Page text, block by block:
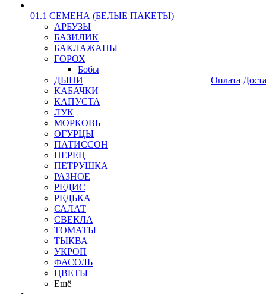
01.1 СЕМЕНА (БЕЛЫЕ ПАКЕТЫ)
АРБУЗЫ
БАЗИЛИК
БАКЛАЖАНЫ
ГОРОХ
Бобы
ДЫНИ
КАБАЧКИ
КАПУСТА
ЛУК
МОРКОВЬ
ОГУРЦЫ
ПАТИССОН
ПЕРЕЦ
ПЕТРУШКА
РАЗНОЕ
РЕДИС
РЕДЬКА
САЛАТ
СВЕКЛА
ТОМАТЫ
ТЫКВА
УКРОП
ФАСОЛЬ
ЦВЕТЫ
Ещё
Оплата